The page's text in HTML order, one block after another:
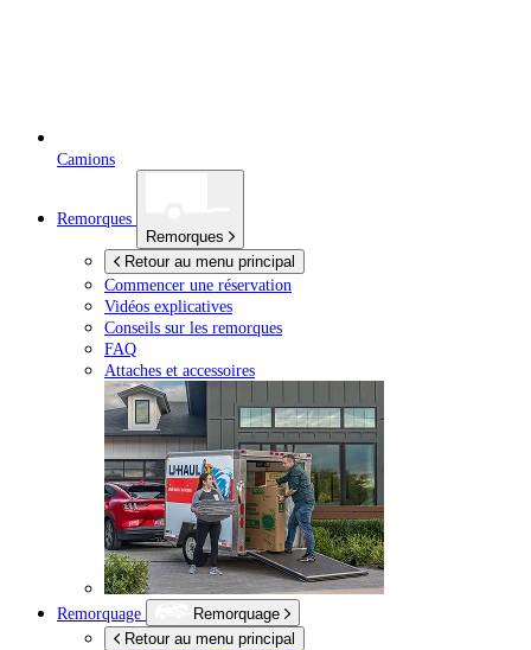
Camions
Remorques
Remorques
Retour au menu principal
Commencer une réservation
Vidéos explicatives
Conseils sur les remorques
FAQ
Attaches et accessoires
Remorquage
Remorquage
Retour au menu principal